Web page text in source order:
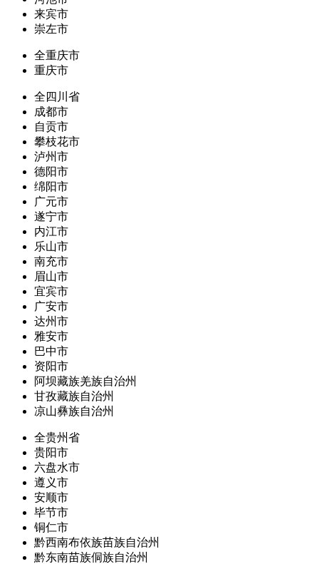
来宾市
崇左市
全重庆市
重庆市
全四川省
成都市
自贡市
攀枝花市
泸州市
德阳市
绵阳市
广元市
遂宁市
内江市
乐山市
南充市
眉山市
宜宾市
广安市
达州市
雅安市
巴中市
资阳市
阿坝藏族羌族自治州
甘孜藏族自治州
凉山彝族自治州
全贵州省
贵阳市
六盘水市
遵义市
安顺市
毕节市
铜仁市
黔西南布依族苗族自治州
黔东南苗族侗族自治州